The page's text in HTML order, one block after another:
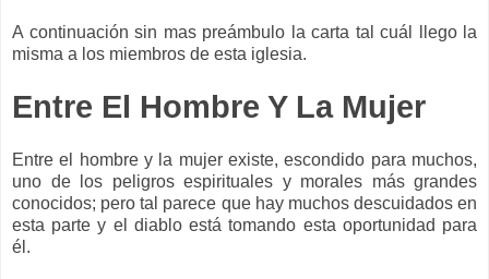
A continuación sin mas preámbulo la carta tal cuál llego la
misma a los miembros de esta iglesia.
Entre El Hombre Y La Mujer
Entre el hombre y la mujer existe, escondido para muchos,
uno de los peligros espirituales y morales más grandes
conocidos; pero tal parece que hay muchos descuidados en
esta parte y el diablo está tomando esta oportunidad para
él.